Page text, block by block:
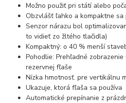
Možno použiť pri státí alebo
Obzvlášť ľahko a kompaktne sa
Senzor nárazu bol
to vidieť zo žltého tlačidla)
Kompaktný: o 40 % menší
Pohodlie: Prehľadné
rezervnej fľaše
Nízka hmotnosť. pre vertikálnu
Ukazuje, ktorá fľaša sa používa
Automatické prepínanie z